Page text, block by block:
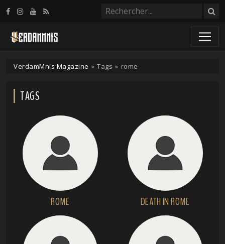
VerdamMnis Magazine » Tags » rome
TAGS
ROME DEATH IN ROME
Panneau de gestion des cookies